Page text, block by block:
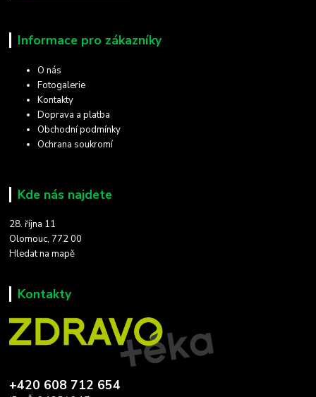
Informace pro zákazníky
O nás
Fotogalerie
Kontakty
Doprava a platba
Obchodní podmínky
Ochrana soukromí
Kde nás najdete
28. října 11
Olomouc, 772 00
Hledat na mapě
Kontakty
+420 608 712 654